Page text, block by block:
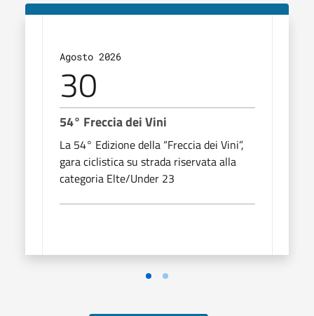
Agosto 2026
30
54° Freccia dei Vini
La 54° Edizione della “Freccia dei Vini”,
gara ciclistica su strada riservata alla
categoria Elte/Under 23